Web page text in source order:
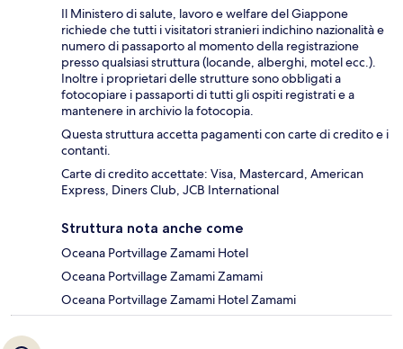
Il Ministero di salute, lavoro e welfare del Giappone
richiede che tutti i visitatori stranieri indichino nazionalità e
numero di passaporto al momento della registrazione
presso qualsiasi struttura (locande, alberghi, motel ecc.).
Inoltre i proprietari delle strutture sono obbligati a
fotocopiare i passaporti di tutti gli ospiti registrati e a
mantenere in archivio la fotocopia.
Questa struttura accetta pagamenti con carte di credito e i
contanti.
Carte di credito accettate: Visa, Mastercard, American
Express, Diners Club, JCB International
Struttura nota anche come
Oceana Portvillage Zamami Hotel
Oceana Portvillage Zamami Zamami
Oceana Portvillage Zamami Hotel Zamami